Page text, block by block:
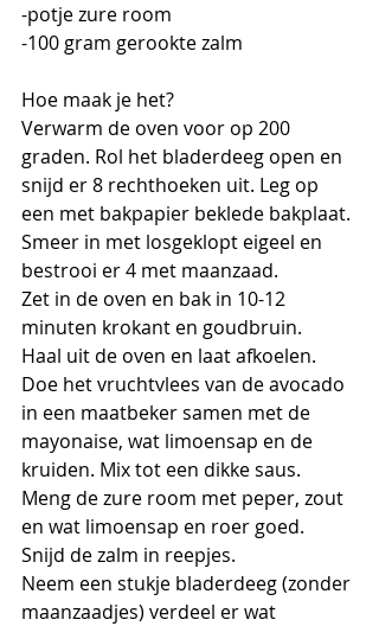
-potje zure room
-100 gram gerookte zalm
Hoe maak je het?
Verwarm de oven voor op 200
graden. Rol het bladerdeeg open en
snijd er 8 rechthoeken uit. Leg op
een met bakpapier beklede bakplaat.
Smeer in met losgeklopt eigeel en
bestrooi er 4 met maanzaad.
Zet in de oven en bak in 10-12
minuten krokant en goudbruin.
Haal uit de oven en laat afkoelen.
Doe het vruchtvlees van de avocado
in een maatbeker samen met de
mayonaise, wat limoensap en de
kruiden. Mix tot een dikke saus.
Meng de zure room met peper, zout
en wat limoensap en roer goed.
Snijd de zalm in reepjes.
Neem een stukje bladerdeeg (zonder
maanzaadjes) verdeel er wat